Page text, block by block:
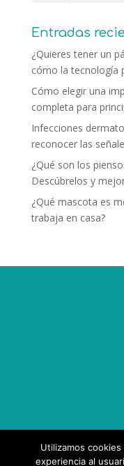
Entradas
¿Quieres tener un
cómo la tecnología
Cómo elegir una
completa para
Infecciones
reconocer las
¿Qué son los
Descúbrelos y
¿Qué mascota es
trabaja en casa?
Utilizamos
experiencia al